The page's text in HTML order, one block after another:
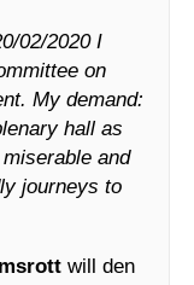
02/2020 I
on
My demand:
hall as
and
journeys to
will den